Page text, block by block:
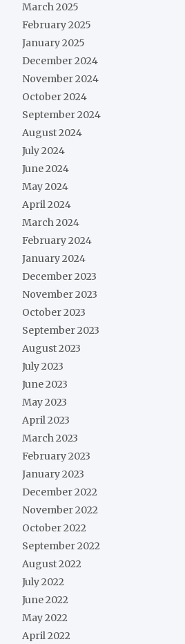
March 2025
February 2025
January 2025
December 2024
November 2024
October 2024
September 2024
August 2024
July 2024
June 2024
May 2024
April 2024
March 2024
February 2024
January 2024
December 2023
November 2023
October 2023
September 2023
August 2023
July 2023
June 2023
May 2023
April 2023
March 2023
February 2023
January 2023
December 2022
November 2022
October 2022
September 2022
August 2022
July 2022
June 2022
May 2022
April 2022